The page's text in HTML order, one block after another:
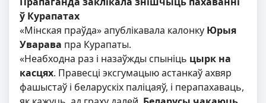
ў Курапатах
«Мінская праўда» апублікавала калонку Юрыя
Уварава пра Курапаты.
«Неабходна раз і назаўжды спыніць цырк на
касцях. Правесці эксгумацыю астанкаў ахвяр
фашыстаў і беларускіх паліцаяў, і перапахаваць,